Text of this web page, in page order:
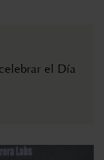
el Día